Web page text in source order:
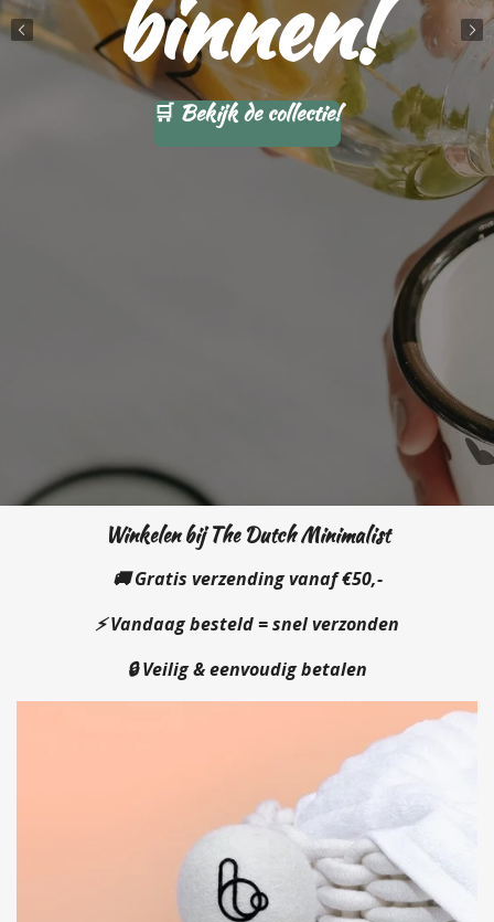
binnen!
🛒 Bekijk de collectie!
Winkelen bij The Dutch Minimalist
🚚 Gratis verzending vanaf €50,-
⚡ Vandaag besteld = snel verzonden
🔒 Veilig & eenvoudig betalen